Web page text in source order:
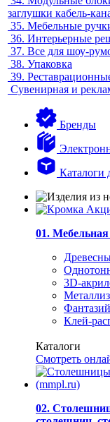
заглушки кабель-
35. Мебельные
36. Интерьерные
37. Все для шоу-
38. Упаковка
39.
Сувенирная и
Бренды
01.
3D-
Клей-
Каталоги
Смотреть
02.